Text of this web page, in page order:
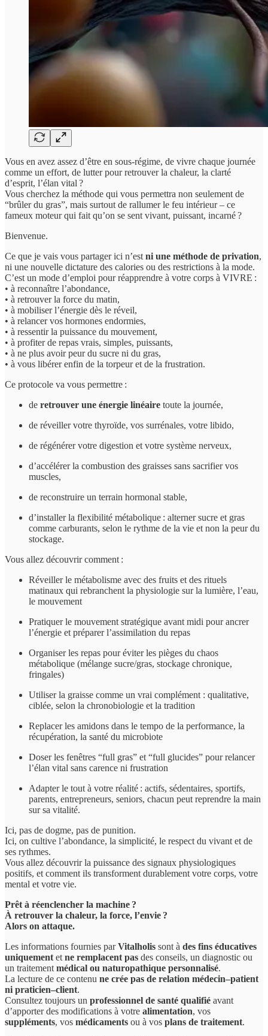
Vous en avez assez d’être en sous-régime, de vivre chaque journée
comme un effort, de lutter pour retrouver la chaleur, la clarté
d’esprit, l’élan vital ?
Vous cherchez la méthode qui vous permettra non seulement de
“brûler du gras”, mais surtout de rallumer le feu intérieur – ce
fameux moteur qui fait qu’on se sent vivant, puissant, incarné ?
Bienvenue.
Ce que je vais vous partager ici n’est ni une méthode de privation,
ni une nouvelle dictature des calories ou des restrictions à la mode.
C’est un mode d’emploi pour réapprendre à votre corps à VIVRE :
• à reconnaître l’abondance,
• à retrouver la force du matin,
• à mobiliser l’énergie dès le réveil,
• à relancer vos hormones endormies,
• à ressentir la puissance du mouvement,
• à profiter de repas vrais, simples, puissants,
• à ne plus avoir peur du sucre ni du gras,
• à vous libérer enfin de la torpeur et de la frustration.
Ce protocole va vous permettre :
de retrouver une énergie linéaire toute la journée,
de réveiller votre thyroïde, vos surrénales, votre libido,
de régénérer votre digestion et votre système nerveux,
d’accélérer la combustion des graisses sans sacrifier vos
muscles,
de reconstruire un terrain hormonal stable,
d’installer la flexibilité métabolique : alterner sucre et gras
comme carburants, selon le rythme de la vie et non la peur du
stockage.
Vous allez découvrir comment :
Réveiller le métabolisme avec des fruits et des rituels
matinaux qui rebranchent la physiologie sur la lumière, l’eau,
le mouvement
Pratiquer le mouvement stratégique avant midi pour ancrer
l’énergie et préparer l’assimilation du repas
Organiser les repas pour éviter les pièges du chaos
métabolique (mélange sucre/gras, stockage chronique,
fringales)
Utiliser la graisse comme un vrai complément : qualitative,
ciblée, selon la chronobiologie et la tradition
Replacer les amidons dans le tempo de la performance, la
récupération, la santé du microbiote
Doser les fenêtres “full gras” et “full glucides” pour relancer
l’élan vital sans carence ni frustration
Adapter le tout à votre réalité : actifs, sédentaires, sportifs,
parents, entrepreneurs, seniors, chacun peut reprendre la main
sur sa vitalité.
Ici, pas de dogme, pas de punition.
Ici, on cultive l’abondance, la simplicité, le respect du vivant et de
ses rythmes.
Vous allez découvrir la puissance des signaux physiologiques
positifs, et comment ils transforment durablement votre corps, votre
mental et votre vie.
Prêt à réenclencher la machine ?
À retrouver la chaleur, la force, l’envie ?
Alors on attaque.
Les informations fournies parVitalholis sont à des fins éducatives
uniquement et ne remplacent pas des conseils, un diagnostic ou
un traitement médical ou naturopathique personnalisé.
La lecture de ce contenu ne crée pas de relation médecin–patient
ni praticien–client.
Consultez toujours un professionnel de santé qualifié avant
d’apporter des modifications à votre alimentation, vos
suppléments, vos médicaments ou à vos plans de traitement.